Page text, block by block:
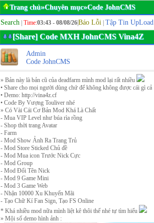
Trang chủ»Chuyên mục»Code JohnCMS
Search Time:03:43 - 08/08/26Báo Lỗi Tập Tin UpLoad
[Share] Code MXH JohnCMS Vina4Z
Admin
Code JohnCMS
» Bản này là bản cũ của deadfarm mình mod lại rất nhiều
• Share cho mọi người dùng chứ để không không được cái gì cả
• Demo: http://vina4z.cf
• Code By Vượng Touliver nhé
» Có Vài Cái Cơ Bản Mod Khá Là Chất
- Mua VIP Level như búa rìa rồng
- Shop thời trang Avatar
- Farm
- Mod Show Ảnh Ra Trang Trủ
- Mod Store Sticked Chủ đề
- Mod Mua icon Trước Nick Cực
- Mod Group
- Mod Đổi Tên Nick
- Mod 9 Game Mini
- Mod 3 Game Web
- Nhận 10000 Xu Khuyến Mãi
- Tạo Chữ Kí Fan Sign, Tạo FS Online
* Khá nhiều mod nữa mình liệt kê thôi thế nhé tự tìm hiểu
» Mội số demo hình ảnh :